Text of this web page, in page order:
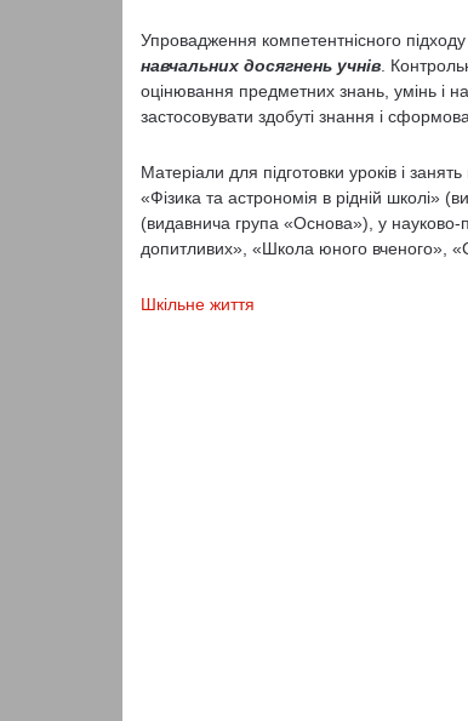
Упровадження компетентнісного
навчальних досягнень учнів.
оцінювання предметних знань, умінь і
застосовувати здобуті знання і
Матеріали для підготовки уроків і
«Фізика та астрономія в рідній школі»
(видавнича група «Основа»), у
допитливих», «Школа юного вченого»,
Шкільне життя